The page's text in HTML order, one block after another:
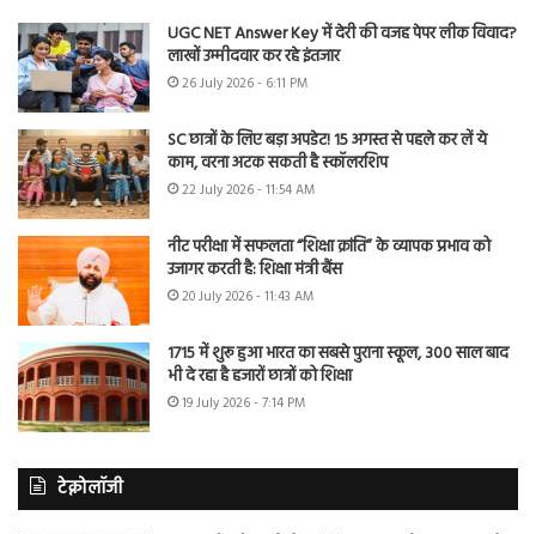
UGC NET Answer Key में देरी की वजह पेपर लीक विवाद?
लाखों उम्मीदवार कर रहे इंतजार
26 July 2026 - 6:11 PM
SC छात्रों के लिए बड़ा अपडेट! 15 अगस्त से पहले कर लें ये
काम, वरना अटक सकती है स्कॉलरशिप
22 July 2026 - 11:54 AM
नीट परीक्षा में सफलता “शिक्षा क्रांति” के व्यापक प्रभाव को
उजागर करती है: शिक्षा मंत्री बैंस
20 July 2026 - 11:43 AM
1715 में शुरू हुआ भारत का सबसे पुराना स्कूल, 300 साल बाद
भी दे रहा है हजारों छात्रों को शिक्षा
19 July 2026 - 7:14 PM
टेक्नोलॉजी